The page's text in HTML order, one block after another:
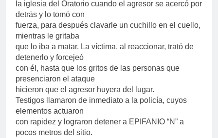
la iglesia del Oratorio cuando el agresor se acercó por
detrás y lo tomó con
fuerza, para después clavarle un cuchillo en el cuello,
mientras le gritaba
que lo iba a matar. La víctima, al reaccionar, trató de
detenerlo y forcejeó
con él, hasta que los gritos de las personas que
presenciaron el ataque
hicieron que el agresor huyera del lugar.
Testigos llamaron de inmediato a la policía, cuyos
elementos actuaron
con rapidez y lograron detener a EPIFANIO “N” a
pocos metros del sitio.